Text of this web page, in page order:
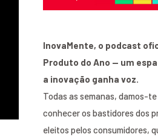
InovaMente, o podcast
Produto do Ano — um
a inovação ganha voz.
Todas as semanas, damos-te
conhecer os bastidores dos
eleitos pelos consumidores,